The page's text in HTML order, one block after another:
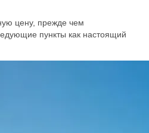
цену, прежде чем
пункты как настоящий